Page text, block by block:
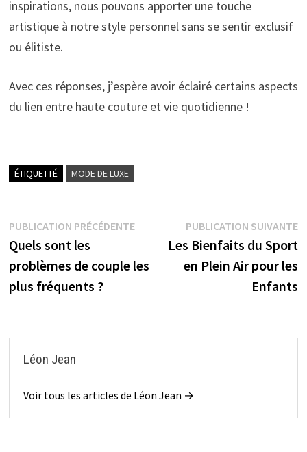
inspirations, nous pouvons apporter une touche
artistique à notre style personnel sans se sentir exclusif
ou élitiste.
Avec ces réponses, j’espère avoir éclairé certains aspects
du lien entre haute couture et vie quotidienne !
ÉTIQUETTÉ MODE DE LUXE
Navigation
de
l’article
PUBLICATION PRÉCÉDENTEPublication
précédente :
Quels sont les
problèmes de couple les
plus fréquents ?
PUBLICATION SUIVANTE
Les Bienfaits du Sport
en Plein Air pour les
Enfants
Léon Jean
Voir tous les articles de Léon Jean →